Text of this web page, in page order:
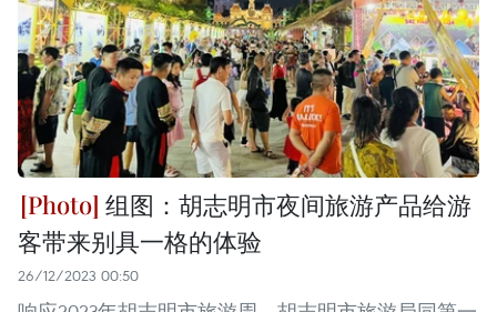
组图：胡志明市夜间旅游产品给游
客带来别具一格的体验
26/12/2023 00:50